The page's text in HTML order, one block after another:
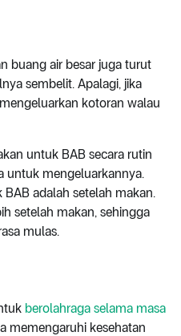
buang air besar juga turut
sembelit. Apalagi, jika
kotoran walau
untuk BAB secara rutin
untuk mengeluarkannya.
adalah setelah makan.
setelah makan, sehingga
mulas.
berolahraga selama masa
memengaruhi kesehatan